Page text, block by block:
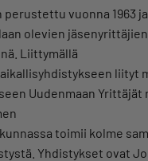
vuonna 1963 ja
olevien jäsenyrittäjien
Liittymällä
liityt
Uudenmaan Yrittäjät
toimii kolme
Yhdistykset ovat